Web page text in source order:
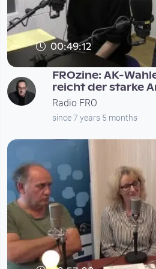
00:49:12
FROzine: AK-
reicht der starke
Radio FRO
since 7 years 5 months